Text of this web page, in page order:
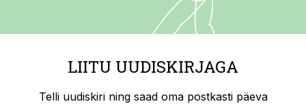
LIITU UUDISKIRJAGA
Telli uudiskiri ning saad oma postkasti päeva